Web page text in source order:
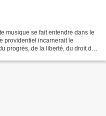
musique se fait entendre dans le
providentiel incarnerait le
progrès, de la liberté, du droit des